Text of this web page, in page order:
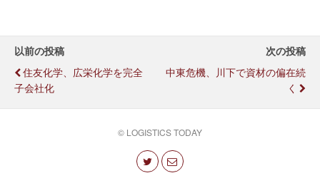
以前の投稿
住友化学、広栄化学を完全
子会社化
次の投稿
中東危機、川下で資材の偏在続
く
© LOGISTICS TODAY